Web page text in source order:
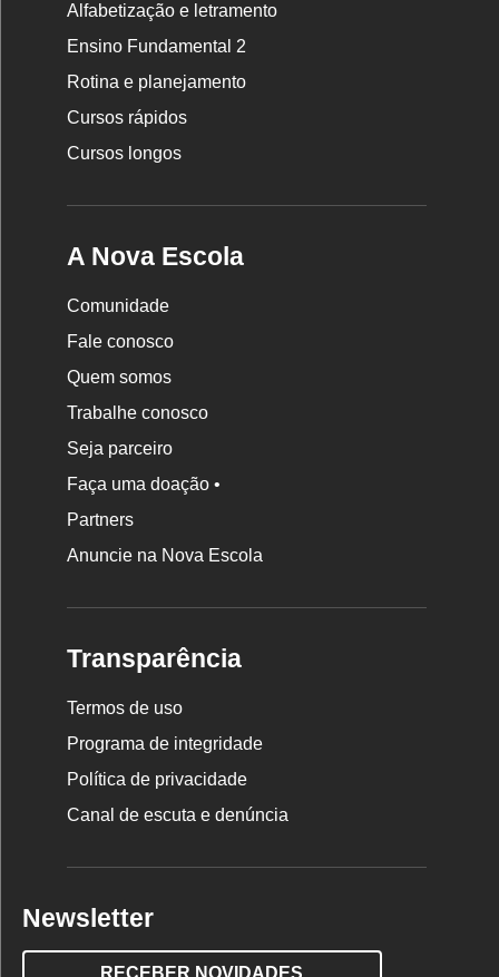
Alfabetização e letramento
Ensino Fundamental 2
Rotina e planejamento
Cursos rápidos
Cursos longos
A Nova Escola
Comunidade
Fale conosco
Quem somos
Trabalhe conosco
Seja parceiro
Faça uma doação •
Partners
Anuncie na Nova Escola
Transparência
Termos de uso
Programa de integridade
Política de privacidade
Canal de escuta e denúncia
Newsletter
RECEBER NOVIDADES